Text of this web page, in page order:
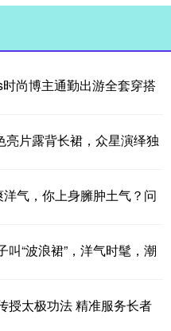
尚博主通勤出游全套穿搭
片露背长裙，众星演绎独
气，你上身臃肿土气？问
“波浪裙”，洋气时髦，潮
授太极功法 精准服务长者